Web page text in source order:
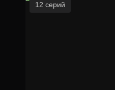
12 серий